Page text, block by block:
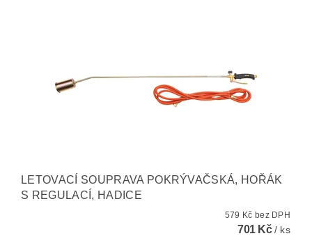
LETOVACÍ SOUPRAVA POKRÝVAČSKÁ, HOŘÁK
S REGULACÍ, HADICE
579 Kč bez DPH
701 Kč/ ks